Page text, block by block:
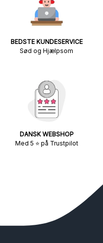
BEDSTE KUNDESERVICE
Sød og Hjælpsom
DANSK WEBSHOP
Med 5 ⭐ på Trustpilot